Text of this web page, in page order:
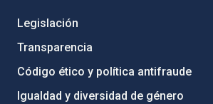
Legislación
Transparencia
Código ético y política antifraude
Igualdad y diversidad de género